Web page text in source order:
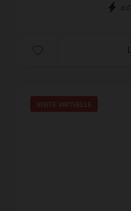
VISITE VIRTUELLE